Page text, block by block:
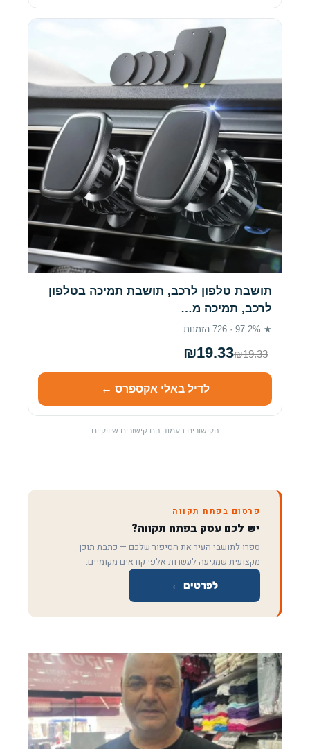
תושבת טלפון לרכב, תושבת תמיכה בטלפון
לרכב, תמיכה מ…
★ 97.2% · 726 הזמנות
₪19.33₪19.33
לדיל באלי אקספרס ←
הקישורים בעמוד הם קישורים שיווקיים
פרסום בפתח תקווה
יש לכם עסק בפתח תקווה?
ספרו לתושבי העיר את הסיפור שלכם — כתבת תוכן
מקצועית שמגיעה לעשרות אלפי קוראים מקומיים.
לפרטים ←